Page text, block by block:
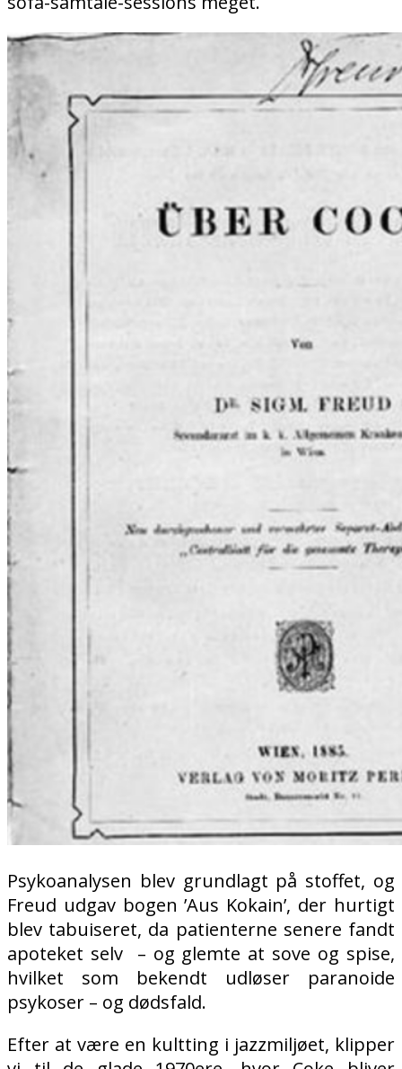
Psykoanalysen blev grundlagt på stoffet, og
Freud udgav bogen ’Aus Kokain’, der hurtigt
blev tabuiseret, da patienterne senere fandt
apoteket selv – og glemte at sove og spise,
hvilket som bekendt udløser paranoide
psykoser – og dødsfald.
Efter at være en kultting i jazzmiljøet, klipper